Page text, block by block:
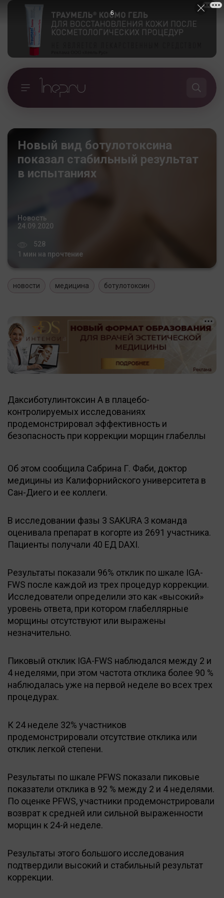
Новый вид ботулотоксина
показал стабильный результат
в испытаниях
Новость
24.09.2020
528
1 мин на прочтение
новости медицина ботулотоксин
Даксиботулинтоксин А в плацебо-
контролируемых исследованиях
продемонстрировал эффективность и
безопасность при коррекции морщин глабеллы
Об этом сообщила Сабрина Г. Фаби, доктор
медицины из Калифорнийского университета в
Сан-Диего и ее коллеги.
В исследовании фазы 3 SAKURA 3 команда
оценивала препарат в когорте из 2691 участника.
Пациенты получали 40 ЕД DAXI.
Результаты показали 96% отклик по шкале IGA-
FWS после каждой из трех процедур коррекции.
Исследователи определили это как «высокий»
уровень ответа, при котором глабеллярные
морщины отсутствуют или выражены
незначительно.
Пиковый отклик IGA-FWS наблюдался между 2 и
4 неделями, при этом частота отклика более 90 %
наблюдалась уже на первой неделе во всех трех
процедурах.
К 24 неделе 32% участников
продемонстрировали отсутствие отклика или
отклик легкой степени.
Результаты по шкале PFWS показали пиковые
показатели отклика в 92 % между 2 и 4 неделями.
По оценке PFWS, участники продемонстрировали
возврат к средней или сильной выраженности
морщин к 24-й неделе.
Результаты этого большого исследования
подтвердили высокий и стабильный результат
коррекции.
5